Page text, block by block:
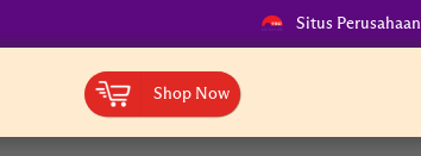
Situs Perusahaan
Shop Now